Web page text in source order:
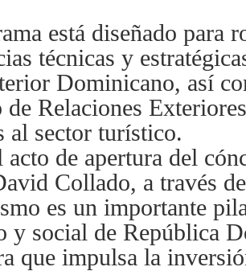
está diseñado para
técnicas y
Dominicano, así
Relaciones
al sector turístico.
acto de apertura del
Collado, a través
es un importante
y social de República
que impulsa la